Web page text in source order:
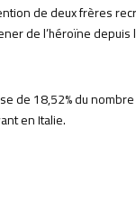
de deux frères
de l’héroïne depuis
de 18,52% du
en Italie.